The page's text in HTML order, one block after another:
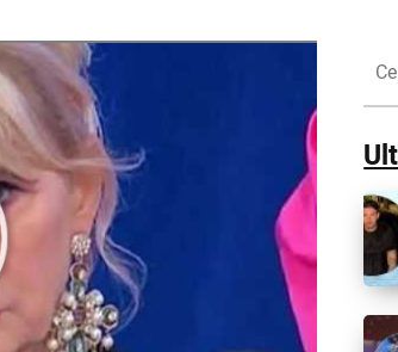
nel
Sito